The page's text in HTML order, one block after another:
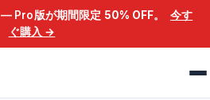
— Pro版が期間限定 50% OFF。 今す
ぐ購入 →